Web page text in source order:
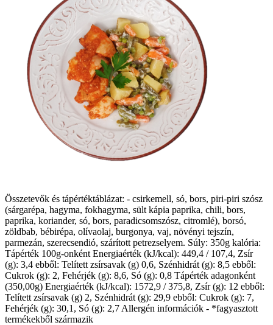
Összetevők és tápértéktáblázat: - csirkemell, só, bors, piri-piri szósz
(sárgarépa, hagyma, fokhagyma, sült kápia paprika, chili, bors,
paprika, koriander, só, bors, paradicsomszósz, citromlé), borsó,
zöldbab, bébirépa, olívaolaj, burgonya, vaj, növényi tejszín,
parmezán, szerecsendió, szárított petrezselyem. Súly: 350g kalória:
Tápérték 100g-onként Energiaérték (kJ/kcal): 449,4 / 107,4, Zsír
(g): 3,4 ebből: Telített zsírsavak (g) 0,6, Szénhidrát (g): 8,5 ebből:
Cukrok (g): 2, Fehérjék (g): 8,6, Só (g): 0,8 Tápérték adagonként
(350,00g) Energiaérték (kJ/kcal): 1572,9 / 375,8, Zsír (g): 12 ebből:
Telített zsírsavak (g) 2, Szénhidrát (g): 29,9 ebből: Cukrok (g): 7,
Fehérjék (g): 30,1, Só (g): 2,7 Allergén információk - *fagyasztott
termékekből származik